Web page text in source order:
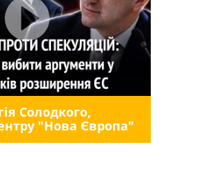
Солодкого,
"Нова Європа"